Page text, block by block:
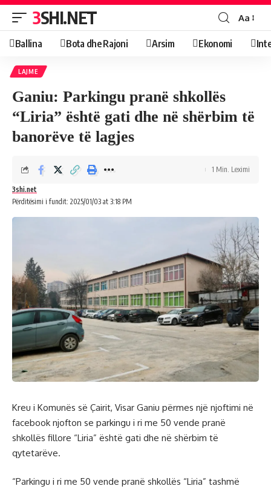
3SHI.NET Aa
Ballina Bota dhe Rajoni Arsim Ekonomi
LAJME
Ganiu: Parkingu pranë shkollës
“Liria” është gati dhe në shërbim të
banorëve të lagjes
Përditësimi i fundit: 2025/01/03 at 3:18 PM
3shi.net
1 Min. Leximi
Kreu i Komunës së Çairit, Visar Ganiu përmes një njoftimi në
facebook njofton se parkingu i ri me 50 vende pranë
shkollës fillore “Liria” është gati dhe në shërbim të
qytetarëve.
“Parkingu i ri me 50 vende pranë shkollës “Liria” tashmë